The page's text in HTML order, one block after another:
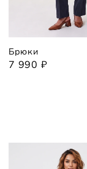
Брюки
7 990 ₽